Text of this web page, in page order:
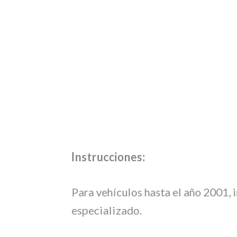
Instrucciones:
Para vehículos hasta el año
especializado.